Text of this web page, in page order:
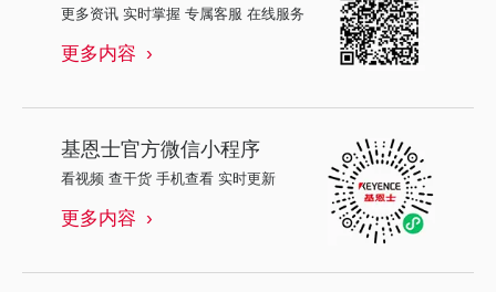
更多资讯 实时掌握 专属客服 在线服务
更多内容
基恩士官方微信小程序
看视频 查干货 手机查看 实时更新
更多内容